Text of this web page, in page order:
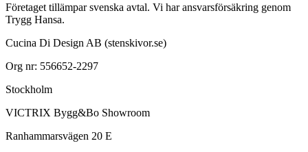
Företaget tillämpar svenska avtal. Vi har ansvarsförsäkring genom
Trygg Hansa.
Cucina Di Design AB (stenskivor.se)
Org nr: 556652-2297
Stockholm
VICTRIX Bygg&Bo Showroom
Ranhammarsvägen 20 E